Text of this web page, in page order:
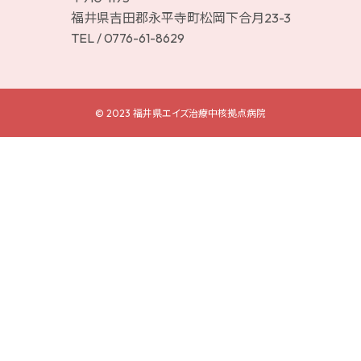
福井県吉田郡永平寺町松岡下合月23-3
TEL /0776-61-8629
© 2023 福井県エイズ治療中核拠点病院